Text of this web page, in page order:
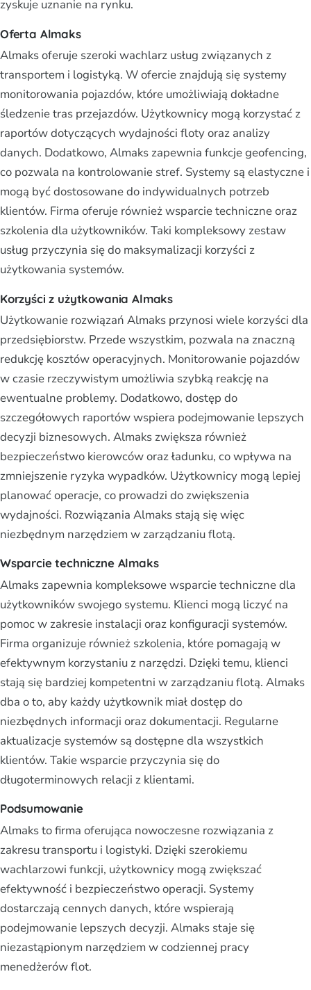
zyskuje uznanie na rynku.
Oferta Almaks
Almaks oferuje szeroki wachlarz usług związanych z
transportem i logistyką. W ofercie znajdują się systemy
monitorowania pojazdów, które umożliwiają dokładne
śledzenie tras przejazdów. Użytkownicy mogą korzystać z
raportów dotyczących wydajności floty oraz analizy
danych. Dodatkowo, Almaks zapewnia funkcje geofencing,
co pozwala na kontrolowanie stref. Systemy są elastyczne i
mogą być dostosowane do indywidualnych potrzeb
klientów. Firma oferuje również wsparcie techniczne oraz
szkolenia dla użytkowników. Taki kompleksowy zestaw
usług przyczynia się do maksymalizacji korzyści z
użytkowania systemów.
Korzyści z użytkowania Almaks
Użytkowanie rozwiązań Almaks przynosi wiele korzyści dla
przedsiębiorstw. Przede wszystkim, pozwala na znaczną
redukcję kosztów operacyjnych. Monitorowanie pojazdów
w czasie rzeczywistym umożliwia szybką reakcję na
ewentualne problemy. Dodatkowo, dostęp do
szczegółowych raportów wspiera podejmowanie lepszych
decyzji biznesowych. Almaks zwiększa również
bezpieczeństwo kierowców oraz ładunku, co wpływa na
zmniejszenie ryzyka wypadków. Użytkownicy mogą lepiej
planować operacje, co prowadzi do zwiększenia
wydajności. Rozwiązania Almaks stają się więc
niezbędnym narzędziem w zarządzaniu flotą.
Wsparcie techniczne Almaks
Almaks zapewnia kompleksowe wsparcie techniczne dla
użytkowników swojego systemu. Klienci mogą liczyć na
pomoc w zakresie instalacji oraz konfiguracji systemów.
Firma organizuje również szkolenia, które pomagają w
efektywnym korzystaniu z narzędzi. Dzięki temu, klienci
stają się bardziej kompetentni w zarządzaniu flotą. Almaks
dba o to, aby każdy użytkownik miał dostęp do
niezbędnych informacji oraz dokumentacji. Regularne
aktualizacje systemów są dostępne dla wszystkich
klientów. Takie wsparcie przyczynia się do
długoterminowych relacji z klientami.
Podsumowanie
Almaks to firma oferująca nowoczesne rozwiązania z
zakresu transportu i logistyki. Dzięki szerokiemu
wachlarzowi funkcji, użytkownicy mogą zwiększać
efektywność i bezpieczeństwo operacji. Systemy
dostarczają cennych danych, które wspierają
podejmowanie lepszych decyzji. Almaks staje się
niezastąpionym narzędziem w codziennej pracy
menedżerów flot.